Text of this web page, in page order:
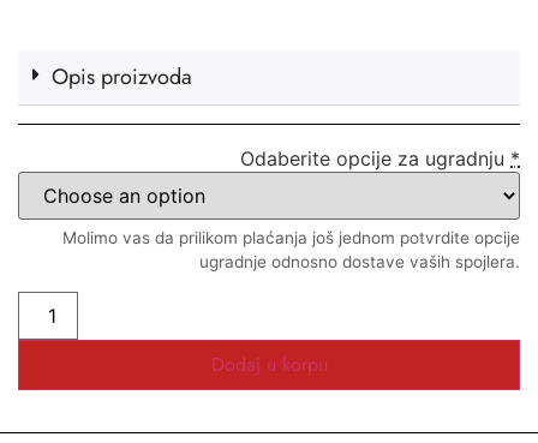
Opis proizvoda
Odaberite opcije za ugradnju *
Molimo vas da prilikom plaćanja još jednom potvrdite opcije
ugradnje odnosno dostave vaših spojlera.
Dodaj u korpu